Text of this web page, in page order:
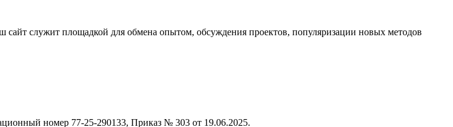
служит площадкой для обмена опытом, обсуждения проектов, популяризации новых методов
номер 77-25-290133, Приказ № 303 от 19.06.2025.